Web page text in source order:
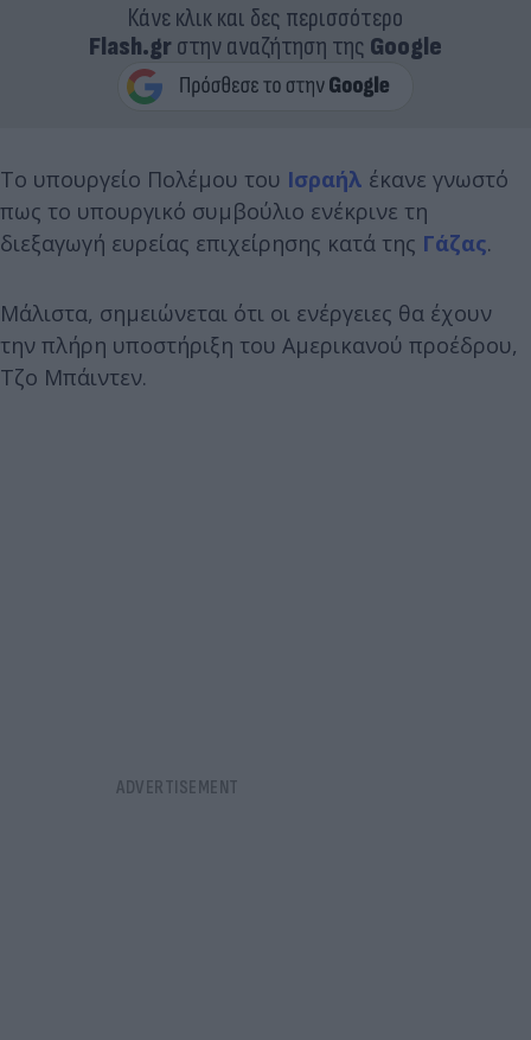
Κάνε κλικ και δες περισσότερο
Flash.grστην αναζήτηση της Google
Το υπουργείο Πολέμου του Ισραήλ έκανε γνωστό
πως το υπουργικό συμβούλιο ενέκρινε τη
διεξαγωγή ευρείας επιχείρησης κατά της Γάζας.
Μάλιστα, σημειώνεται ότι οι ενέργειες θα έχουν
την πλήρη υποστήριξη του Αμερικανού προέδρου,
Τζο Μπάιντεν.